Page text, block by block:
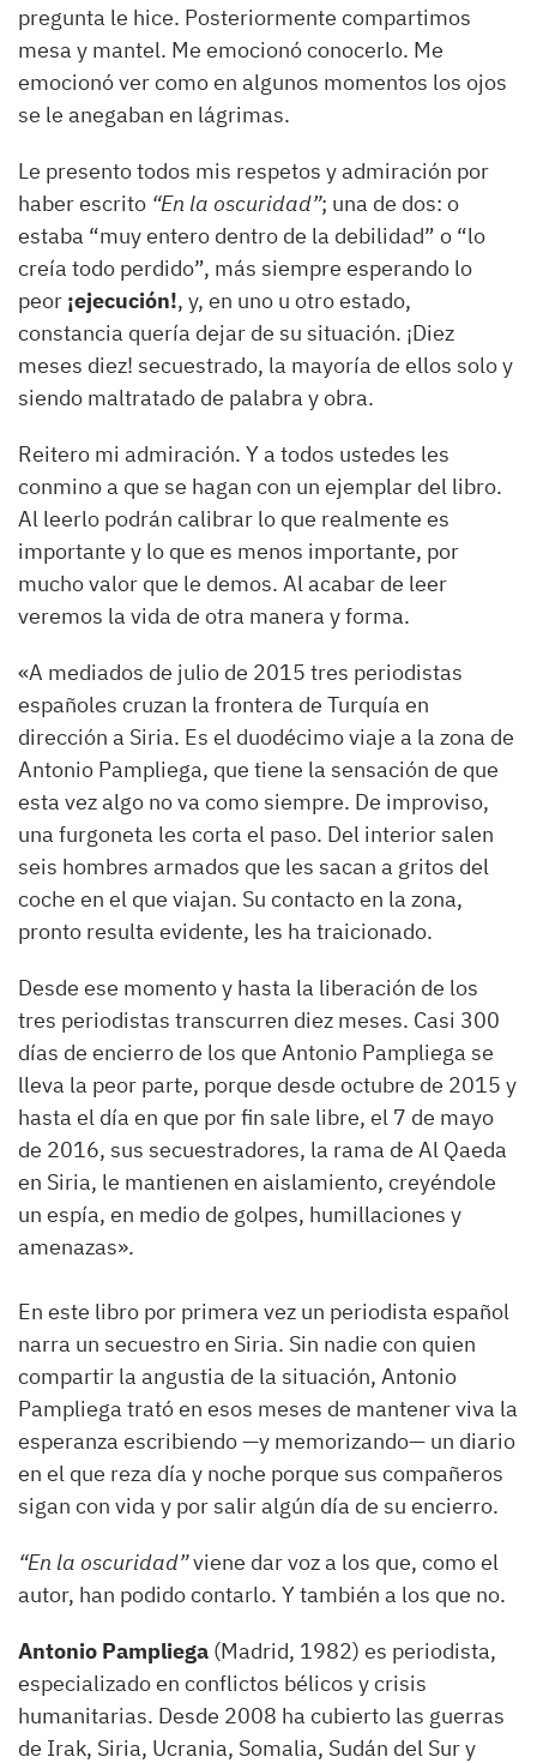
pregunta le hice. Posteriormente compartimos
mesa y mantel. Me emocionó conocerlo. Me
emocionó ver como en algunos momentos los ojos
se le anegaban en lágrimas.
Le presento todos mis respetos y admiración por
haber escrito “En la oscuridad”; una de dos: o
estaba “muy entero dentro de la debilidad” o “lo
creía todo perdido”, más siempre esperando lo
peor ¡ejecución!, y, en uno u otro estado,
constancia quería dejar de su situación. ¡Diez
meses diez! secuestrado, la mayoría de ellos solo y
siendo maltratado de palabra y obra.
Reitero mi admiración. Y a todos ustedes les
conmino a que se hagan con un ejemplar del libro.
Al leerlo podrán calibrar lo que realmente es
importante y lo que es menos importante, por
mucho valor que le demos. Al acabar de leer
veremos la vida de otra manera y forma.
«A mediados de julio de 2015 tres periodistas
españoles cruzan la frontera de Turquía en
dirección a Siria. Es el duodécimo viaje a la zona de
Antonio Pampliega, que tiene la sensación de que
esta vez algo no va como siempre. De improviso,
una furgoneta les corta el paso. Del interior salen
seis hombres armados que les sacan a gritos del
coche en el que viajan. Su contacto en la zona,
pronto resulta evidente, les ha traicionado.
Desde ese momento y hasta la liberación de los
tres periodistas transcurren diez meses. Casi 300
días de encierro de los que Antonio Pampliega se
lleva la peor parte, porque desde octubre de 2015 y
hasta el día en que por fin sale libre, el 7 de mayo
de 2016, sus secuestradores, la rama de Al Qaeda
en Siria, le mantienen en aislamiento, creyéndole
un espía, en medio de golpes, humillaciones y
amenazas».
En este libro por primera vez un periodista español
narra un secuestro en Siria. Sin nadie con quien
compartir la angustia de la situación, Antonio
Pampliega trató en esos meses de mantener viva la
esperanza escribiendo —y memorizando— un diario
en el que reza día y noche porque sus compañeros
sigan con vida y por salir algún día de su encierro.
“En la oscuridad”viene dar voz a los que, como el
autor, han podido contarlo. Y también a los que no.
Antonio Pampliega (Madrid, 1982) es periodista,
especializado en conflictos bélicos y crisis
humanitarias. Desde 2008 ha cubierto las guerras
de Irak, Siria, Ucrania, Somalia, Sudán del Sur y